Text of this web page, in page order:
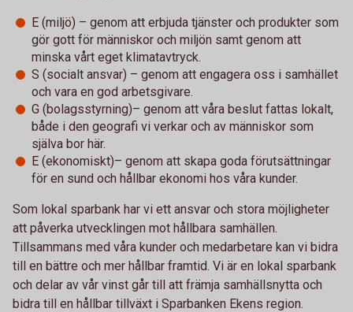
E (miljö) – genom att erbjuda tjänster och produkter som
gör gott för människor och miljön samt genom att
minska vårt eget klimatavtryck.
S (socialt ansvar) – genom att engagera oss i samhället
och vara en god arbetsgivare.
G (bolagsstyrning)– genom att våra beslut fattas lokalt,
både i den geografi vi verkar och av människor som
själva bor här.
E (ekonomiskt)– genom att skapa goda förutsättningar
för en sund och hållbar ekonomi hos våra kunder.
Som lokal sparbank har vi ett ansvar och stora möjligheter
att påverka utvecklingen mot hållbara samhällen.
Tillsammans med våra kunder och medarbetare kan vi bidra
till en bättre och mer hållbar framtid. Vi är en lokal sparbank
och delar av vår vinst går till att främja samhällsnytta och
bidra till en hållbar tillväxt i Sparbanken Ekens region.